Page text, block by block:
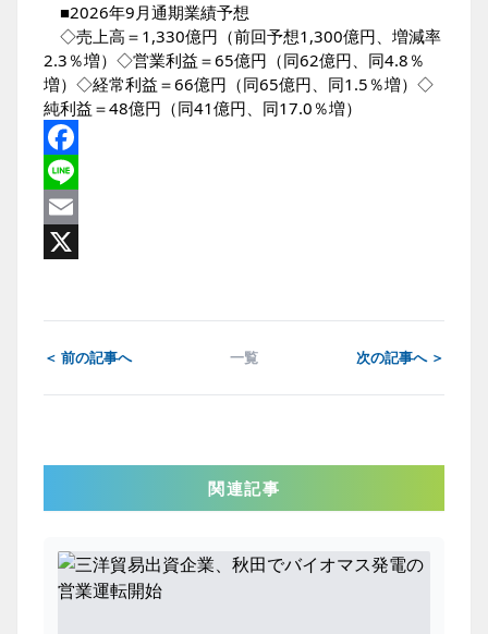
■2026年9月通期業績予想
◇売上高＝1,330億円（前回予想1,300億円、増減率
2.3％増）◇営業利益＝65億円（同62億円、同4.8％
増）◇経常利益＝66億円（同65億円、同1.5％増）◇
純利益＝48億円（同41億円、同17.0％増）
Facebook
Line
Email
＜ 前の記事へ 一覧 次の記事へ ＞
関連記事